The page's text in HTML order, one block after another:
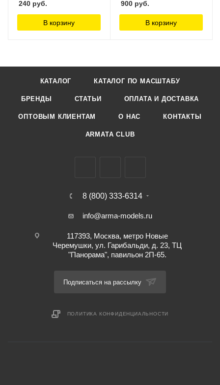
240 руб.
В корзину
900 руб.
В корзину
КАТАЛОГ КАТАЛОГ ПО МАСШТАБУ
БРЕНДЫ СТАТЬИ ОПЛАТА И ДОСТАВКА
ОПТОВЫМ КЛИЕНТАМ О НАС КОНТАКТЫ
ARMATA CLUB
8 (800) 333-6314
info@arma-models.ru
117393, Москва, метро Новые
Черемушки, ул. Гарибальди, д. 23, ТЦ
"Панорама", павильон 2П-65.
Подписаться на рассылку
ПОЛИТИКА КОНФИДЕНЦИАЛЬНОСТИ